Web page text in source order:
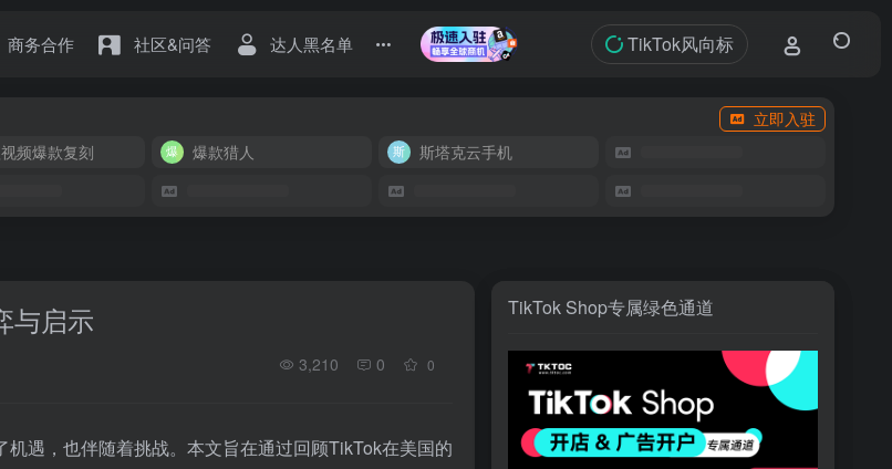
商务合作 社区&问答 达人黑名单 TikTok风向标
立即入驻
频爆款复刻 爆款猎人 斯塔克云手机
与启示
3,210 0 0
遇，也伴随着挑战。本文旨在通过回顾TikTok在美国的
TikTok Shop专属绿色通道